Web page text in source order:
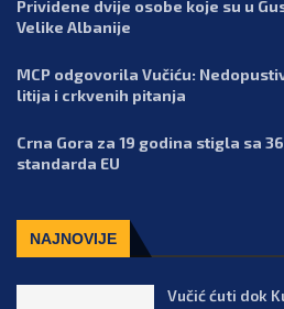
Prividene dvije osobe koje su u
Velike Albanije
MCP odgovorila Vučiću:
litija i crkvenih pitanja
Crna Gora za 19 godina stigla sa
standarda EU
NAJNOVIJE
Vučić ćuti dok